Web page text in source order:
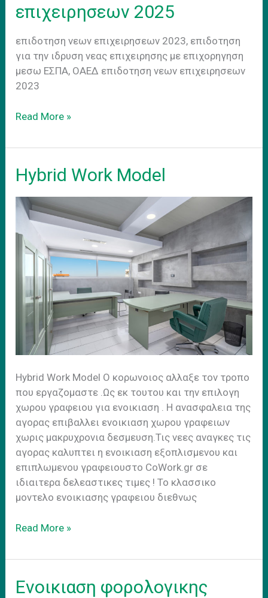
επιχειρησεων 2025
επιδοτηση νεων επιχειρησεων 2023, επιδοτηση
για την ιδρυση νεας επιχειρησης με επιχορηγηση
μεσω ΕΣΠΑ, ΟΑΕΔ επιδοτηση νεων επιχειρησεων
2023
Επιδοτητση
επιχειρησεων
Read More »
Hybrid Work Model
Ηybrid Work Model Ο κορωνοιος αλλαξε τον τροπο
που εργαζομαστε .Ως εκ τουτου και την επιλογη
χωρου γραφειου για ενοικιαση . H ανασφαλεια της
αγορας επιβαλλει ενοικιαση χωρου γραφειων
χωρις μακρυχρονια δεσμευση.Τις νεες αναγκες τις
αγορας καλυπτει η ενοικιαση εξοπλισμενου και
επιπλωμενου γραφειουστο CoWork.gr σε
ιδιαιτερα δελεαστικες τιμες ! Το κλασσικο
μοντελο ενοικιασης γραφειου διεθνως
Hybrid
Model
Read More »
Eνοικιαση φορολογικης